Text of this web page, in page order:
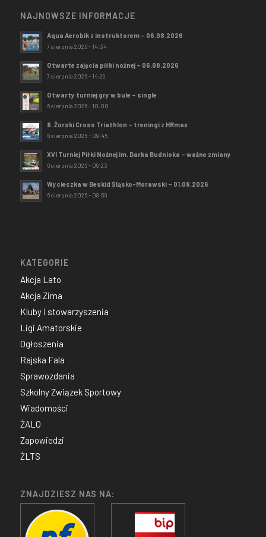
NAJNOWSZE INFORMACJE
Aqua Aerobik z instruktorem – 06.08.2026
7 sierpnia 2026 - 14:34
Otwarte zajęcia piłki nożnej – 06.08.2026
7 sierpnia 2026 - 14:29
Otwarty turniej gry w bule – single
6 sierpnia 2026 - 10:00
8. Żorski Cross Triathlon – treningi z HRmax
6 sierpnia 2026 - 09:45
XVI Turniej Piłki Nożnej im. Darka Budnioka – ważne zmiany
6 sierpnia 2026 - 09:23
Wycieczka w Beskid Śląsko-Morawski – 01.08.2026
6 sierpnia 2026 - 08:59
KATEGORIE
Akcja Lato
Akcja Zima
Kluby i stowarzyszenia
Ligi Amatorskie
Ogłoszenia
Rajska Fala
Sprawozdania
Szkolny Związek Sportowy
Wiadomości
ŻALO
Zapowiedzi
ŻLTS
ZNAJDZIESZ NAS NA: